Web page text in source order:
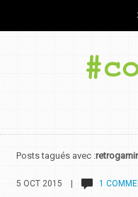
Posts tagués avec :
5 OCT 2015 | 1